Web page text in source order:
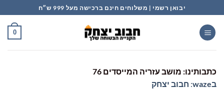
to
content
יבואן רשמי | משלוחים חינם ברכישה מעל 999 ש״ח
0
כתבותינו: מושב עזריה המייסדים 76
בwaze
: חבוב יצחק